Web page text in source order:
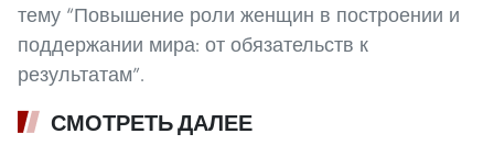
тему “Повышение роли женщин в построении и
поддержании мира: от обязательств к
результатам”.
СМОТРЕТЬ ДАЛЕЕ